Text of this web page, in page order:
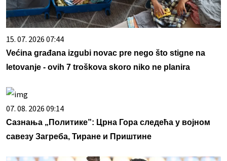
15. 07. 2026 07:44
Većina građana izgubi novac pre nego što stigne na
letovanje - ovih 7 troškova skoro niko ne planira
07. 08. 2026 09:14
Сазнања „Политике”: Црна Гора следећа у војном
савезу Загреба, Тиране и Приштине